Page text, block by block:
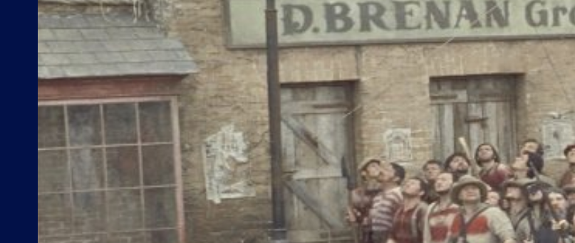
...πληκτρολογήστε κείμενο προς αναζήτηση